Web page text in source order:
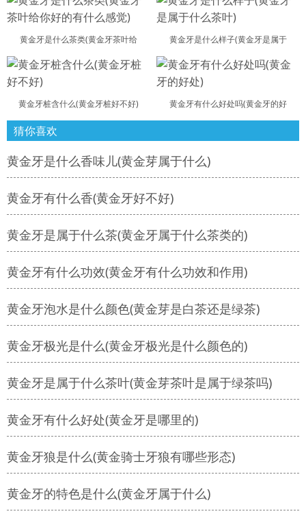
黄金牙是什么茶类(黄金牙茶叶给 黄金牙是什么样子(黄金牙是属于
黄金牙桩含什么(黄金牙桩好不好) 黄金牙有什么好处吗(黄金牙的好
猜你喜欢
黄金牙是什么香味儿(黄金芽属于什么)
黄金牙有什么香(黄金牙好不好)
黄金牙是属于什么茶(黄金牙属于什么茶类的)
黄金牙有什么功效(黄金牙有什么功效和作用)
黄金牙泡水是什么颜色(黄金芽是白茶还是绿茶)
黄金牙极光是什么(黄金牙极光是什么颜色的)
黄金牙是属于什么茶叶(黄金芽茶叶是属于绿茶吗)
黄金牙有什么好处(黄金牙是哪里的)
黄金牙狼是什么(黄金骑士牙狼有哪些形态)
黄金牙的特色是什么(黄金牙属于什么)